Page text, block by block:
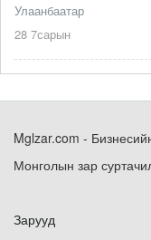
Улаанбаатар
28 7сарын
Mglzar.com -
Монголын зар
Зарууд